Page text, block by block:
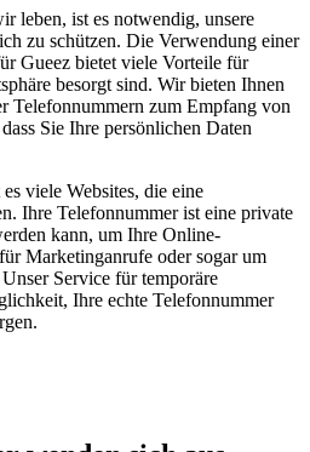
leben, ist es notwendig, unsere
zu schützen. Die Verwendung einer
Gueez bietet viele Vorteile für
besorgt sind. Wir bieten Ihnen
Telefonnummern zum Empfang von
Sie Ihre persönlichen Daten
viele Websites, die eine
Ihre Telefonnummer ist eine private
kann, um Ihre Online-
Marketinganrufe oder sogar um
Service für temporäre
Ihre echte Telefonnummer